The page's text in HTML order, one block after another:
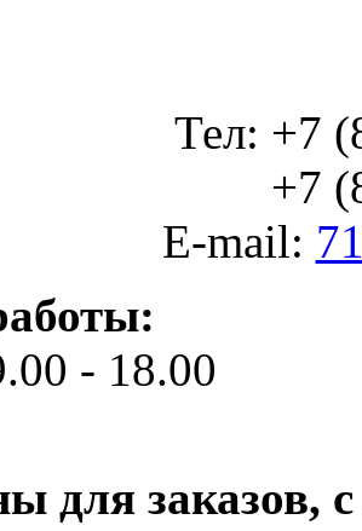
Тел: +7
+7
E-mail:
- 18.00
для заказов,